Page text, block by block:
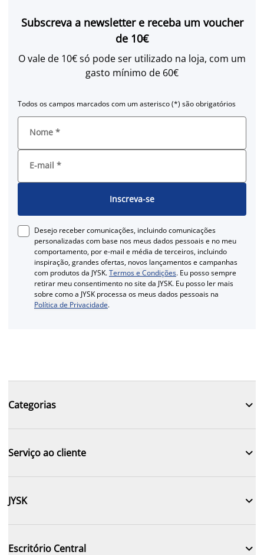
Subscreva a newsletter e receba um voucher
de 10€
O vale de 10€ só pode ser utilizado na loja, com um
gasto mínimo de 60€
Todos os campos marcados com um asterisco (*) são obrigatórios
Nome *
E-mail *
Inscreva-se
Desejo receber comunicações, incluindo comunicações
personalizadas com base nos meus dados pessoais e no meu
comportamento, por e-mail e média de terceiros, incluindo
inspiração, grandes ofertas, novos lançamentos e campanhas
com produtos da JYSK.Termos e Condições. Eu posso sempre
retirar meu consentimento no site da JYSK. Eu posso ler mais
sobre como a JYSK processa os meus dados pessoais na
Política de Privacidade.
Categorias 
Serviço ao cliente 
JYSK 
Escritório Central 